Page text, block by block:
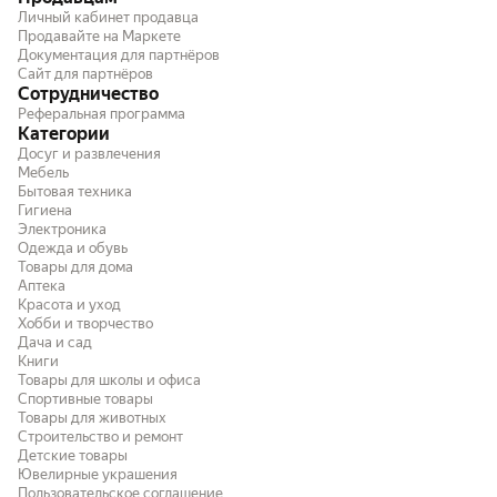
Личный кабинет продавца
Продавайте на Маркете
Документация для партнёров
Сайт для партнёров
Сотрудничество
Реферальная программа
Категории
Досуг и развлечения
Мебель
Бытовая техника
Гигиена
Электроника
Одежда и обувь
Товары для дома
Аптека
Красота и уход
Хобби и творчество
Дача и сад
Книги
Товары для школы и офиса
Спортивные товары
Товары для животных
Строительство и ремонт
Детские товары
Ювелирные украшения
Пользовательское соглашение